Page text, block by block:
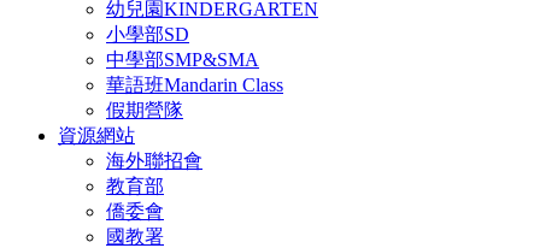
幼兒園KINDERGARTEN
小學部SD
中學部SMP&SMA
華語班Mandarin Class
假期營隊
資源網站
海外聯招會
教育部
僑委會
國教署